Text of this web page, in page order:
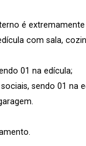
é
com sala,
01 na edícula;
sendo 01 na